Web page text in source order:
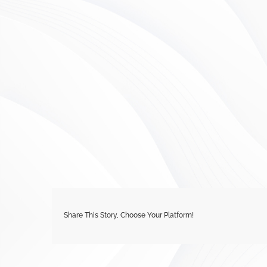
Share This Story, Choose Your Platform!